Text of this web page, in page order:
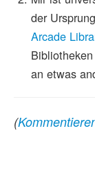
der
Arcade
an etwas
(